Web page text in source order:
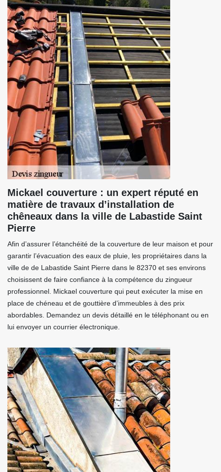
Mickael couverture : un expert réputé en
matière de travaux d’installation de
chêneaux dans la ville de Labastide Saint
Pierre
Afin d’assurer l’étanchéité de la couverture de leur maison et pour
garantir l’évacuation des eaux de pluie, les propriétaires dans la
ville de de Labastide Saint Pierre dans le 82370 et ses environs
choisissent de faire confiance à la compétence du zingueur
professionnel. Mickael couverture qui peut exécuter la mise en
place de chéneau et de gouttière d’immeubles à des prix
abordables. Demandez un devis détaillé en le téléphonant ou en
lui envoyer un courrier électronique.